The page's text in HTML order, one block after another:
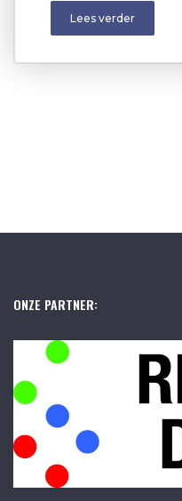
Lees verder
ONZE PARTNER: